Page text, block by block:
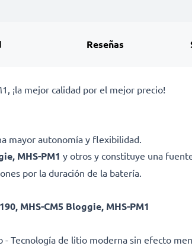
Reseñas
¡la mejor calidad por el mejor precio!
mayor autonomía y flexibilidad.
MHS-PM1 y otros y constituye una
por la duración de la batería.
MHS-CM5 Bloggie, MHS-PM1
Tecnología de litio moderna sin efecto